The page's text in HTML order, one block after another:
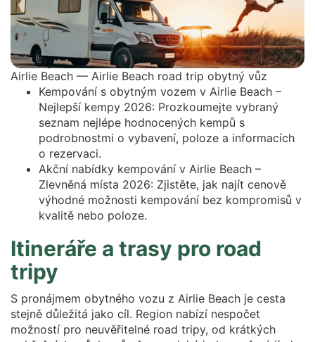
Airlie Beach — Airlie Beach road trip obytný vůz
Kempování s obytným vozem v Airlie Beach –
Nejlepší kempy 2026: Prozkoumejte vybraný
seznam nejlépe hodnocených kempů s
podrobnostmi o vybavení, poloze a informacích
o rezervaci.
Akční nabídky kempování v Airlie Beach –
Zlevněná místa 2026: Zjistěte, jak najít cenově
výhodné možnosti kempování bez kompromisů v
kvalitě nebo poloze.
Itineráře a trasy pro road
tripy
S pronájmem obytného vozu z Airlie Beach je cesta
stejně důležitá jako cíl. Region nabízí nespočet
možností pro neuvěřitelné road tripy, od krátkých